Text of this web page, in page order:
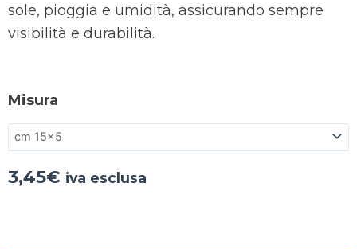
sole, pioggia e umidità, assicurando sempre
visibilità e durabilità.
Misura
3,45€ iva esclusa